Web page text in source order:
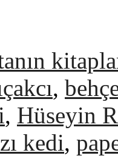
,
, Hüseyin
kedi,